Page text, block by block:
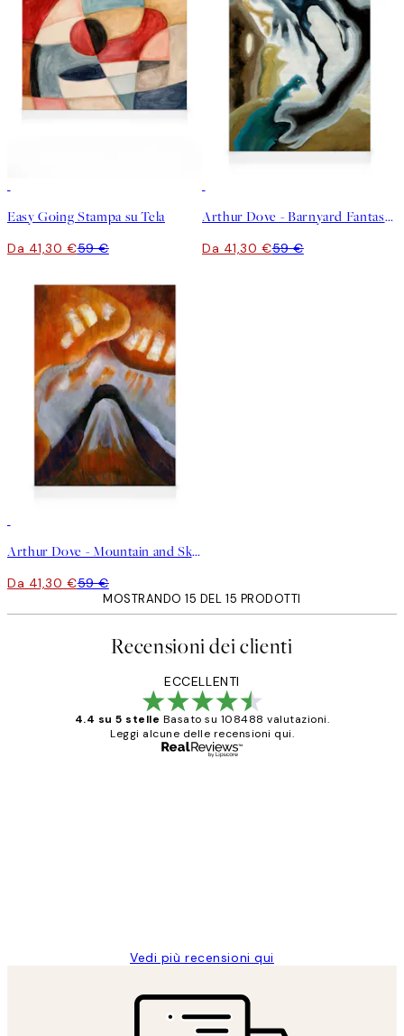
Easy Going Stampa su Tela
Da 41,30 €59 €
Arthur Dove - Barnyard Fantasy Stampa su Tela
Da 41,30 €59 €
Arthur Dove - Mountain and Sky Stampa su Tela
Da 41,30 €59 €
MOSTRANDO 15 DEL 15 PRODOTTI
Recensioni dei clienti
ECCELLENTI
4.4 su 5 stelle Basato su 108488 valutazioni.
Leggi alcune delle recensioni qui.
Vedi più recensioni qui